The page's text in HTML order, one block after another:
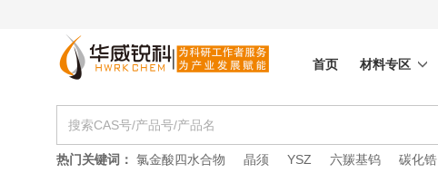
首页 材料专区
热门关键词： 氯金酸四水合物 晶须 YSZ 六羰基钨 碳化锆